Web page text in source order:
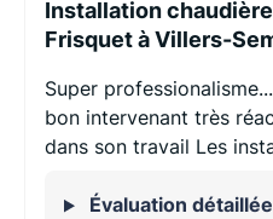
Installation
Frisquet à Villers-
Super
bon intervenant très
dans son travail Les
Évaluation détaillée